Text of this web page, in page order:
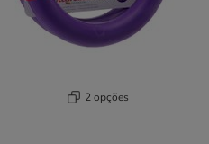
2 opções